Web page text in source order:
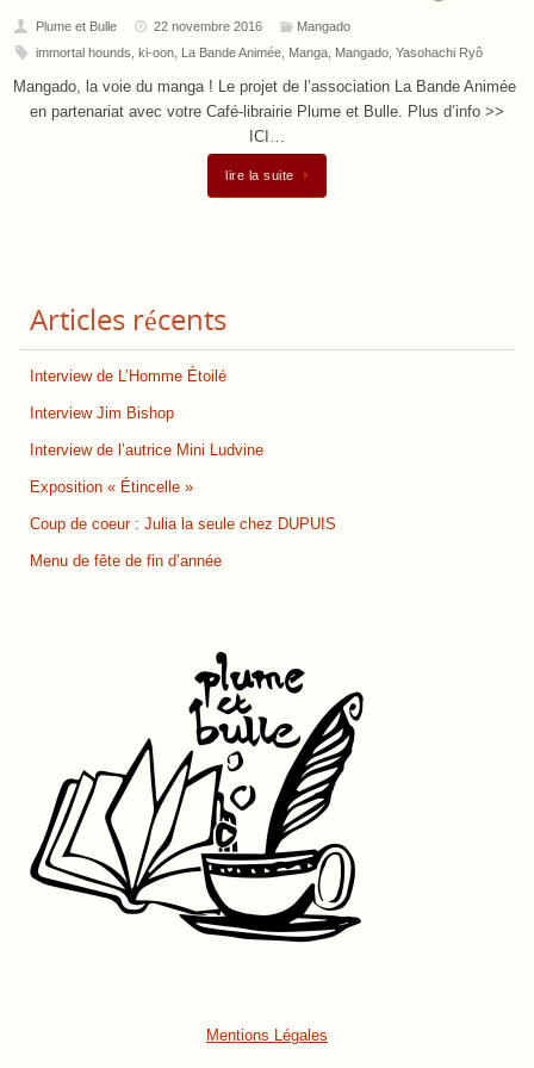
Plume et Bulle 22 novembre 2016
Mangado
immortal hounds ki-oon, La Bande Animée, Manga, Mangado, Yasohachi Ryô
Mangado, la voie du manga ! Le projet de l’association La Bande Animée
en partenariat avec votre Café-librairie Plume et Bulle. Plus d’info >>
ICI…
lire la suite
Articles récents
Interview de L’Homme Étoilé
Interview Jim Bishop
Interview de l’autrice Mini Ludvine
Exposition « Étincelle »
Coup de coeur : Julia la seule chez DUPUIS
Menu de fête de fin d’année
Mentions Légales